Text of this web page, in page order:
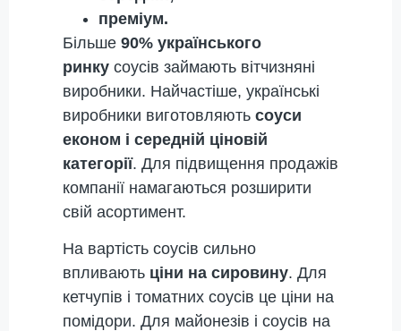
преміум.
Більше 90% українського
ринку соусів займають вітчизняні
виробники. Найчастіше, українські
виробники виготовляють соуси
економ і середній ціновій
категорії. Для підвищення продажів
компанії намагаються розширити
свій асортимент.
На вартість соусів сильно
впливають ціни на сировину. Для
кетчупів і томатних соусів це ціни на
помідори. Для майонезів і соусів на